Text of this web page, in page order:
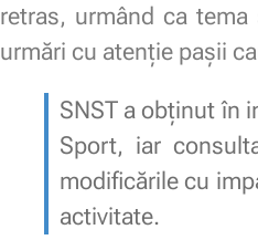
retras, urmând ca
urmări cu atenție pașii
SNST a obținut în
Sport, iar
modificările cu
activitate.